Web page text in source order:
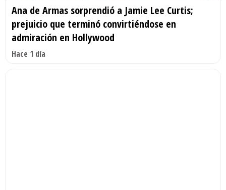
Ana de Armas sorprendió a Jamie Lee Curtis;
prejuicio que terminó convirtiéndose en
admiración en Hollywood
Hace 1 día